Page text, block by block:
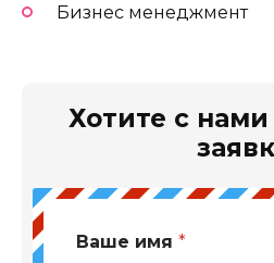
Бизнес менеджмент
Хотите с нами
Ваше имя *